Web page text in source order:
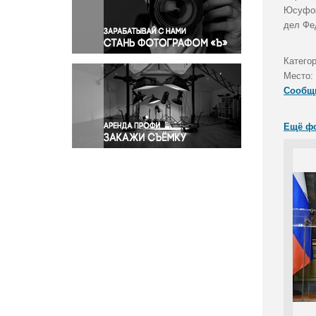
Правосудие
Происшествия и конфликты
Религия
Светская жизнь
Спорт
Экология
Экономика и бизнес
дел
Место:
Ещё